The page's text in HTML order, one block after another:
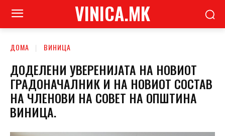
VINICA.MK
ДОМА ВИНИЦА
ДОДЕЛЕНИ УВЕРЕНИЈАТА НА НОВИОТ
ГРАДОНАЧАЛНИК И НА НОВИОТ СОСТАВ
НА ЧЛЕНОВИ НА СОВЕТ НА ОПШТИНА
ВИНИЦА.